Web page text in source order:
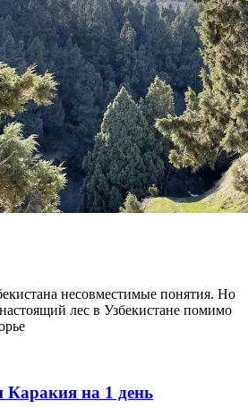
несовместимые понятия. Но
лес в Узбекистане помимо
Каракия на 1 день